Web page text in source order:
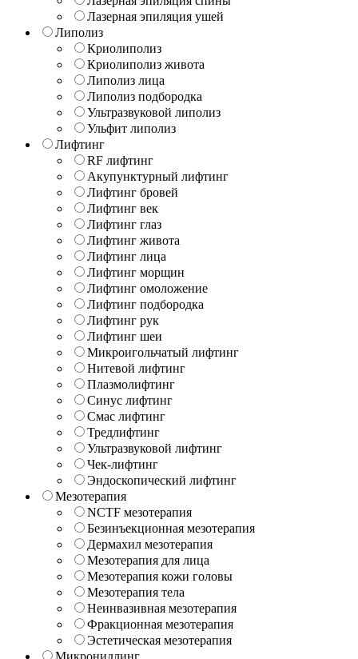
Лазерная эпиляция ушей
Липолиз
Криолиполиз
Криолиполиз живота
Липолиз лица
Липолиз подбородка
Ультразвуковой липолиз
Ульфит липолиз
Лифтинг
RF лифтинг
Акупунктурный лифтинг
Лифтинг бровей
Лифтинг век
Лифтинг глаз
Лифтинг живота
Лифтинг лица
Лифтинг морщин
Лифтинг омоложение
Лифтинг подбородка
Лифтинг рук
Лифтинг шеи
Микроигольчатый лифтинг
Нитевой лифтинг
Плазмолифтинг
Синус лифтинг
Смас лифтинг
Тредлифтинг
Ультразвуковой лифтинг
Чек-лифтинг
Эндоскопический лифтинг
Мезотерапия
NCTF мезотерапия
Безинъекционная мезотерапия
Дермахил мезотерапия
Мезотерапия для лица
Мезотерапия кожи головы
Мезотерапия тела
Неинвазивная мезотерапия
Фракционная мезотерапия
Эстетическая мезотерапия
Микронидлинг